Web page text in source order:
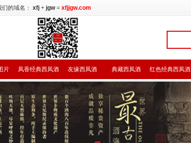
的域名： xfj + jgw= xfjjgw.com
片 凤香经典西凤酒 友缘西凤酒 典藏西凤酒 红色经典西凤酒